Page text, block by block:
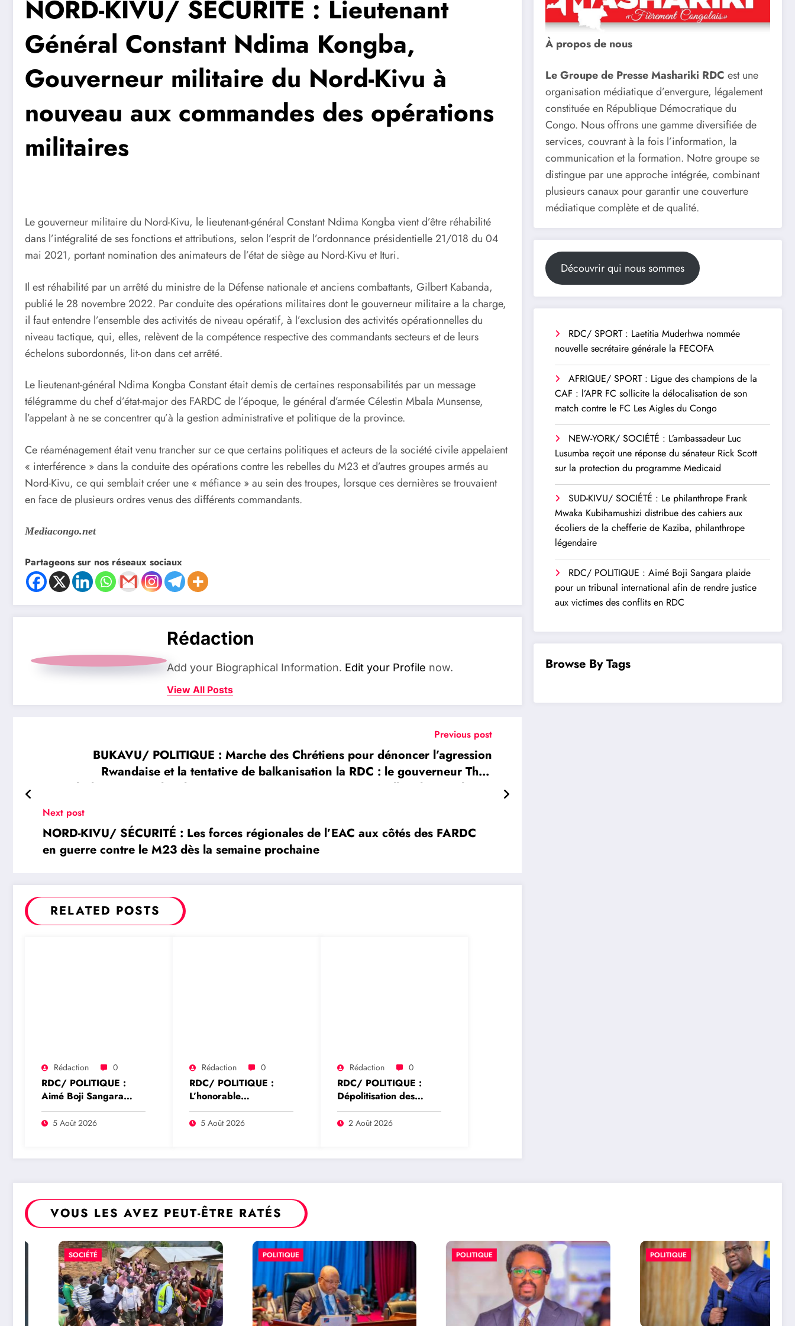
NORD-KIVU/ SÉCURITÉ : Lieutenant
Général Constant Ndima Kongba,
Gouverneur militaire du Nord-Kivu à
nouveau aux commandes des opérations
militaires
Le gouverneur militaire du Nord-Kivu, le lieutenant-général Constant Ndima Kongba vient d’être réhabilité
dans l’intégralité de ses fonctions et attributions, selon l’esprit de l’ordonnance présidentielle 21/018 du 04
mai 2021, portant nomination des animateurs de l’état de siège au Nord-Kivu et Ituri.
Il est réhabilité par un arrêté du ministre de la Défense nationale et anciens combattants, Gilbert Kabanda,
publié le 28 novembre 2022. Par conduite des opérations militaires dont le gouverneur militaire a la charge,
il faut entendre l’ensemble des activités de niveau opératif, à l’exclusion des activités opérationnelles du
niveau tactique, qui, elles, relèvent de la compétence respective des commandants secteurs et de leurs
échelons subordonnés, lit-on dans cet arrêté.
Le lieutenant-général Ndima Kongba Constant était demis de certaines responsabilités par un message
télégramme du chef d’état-major des FARDC de l’époque, le général d’armée Célestin Mbala Munsense,
l’appelant à ne se concentrer qu’à la gestion administrative et politique de la province.
Ce réaménagement était venu trancher sur ce que certains politiques et acteurs de la société civile appelaient
« interférence » dans la conduite des opérations contre les rebelles du M23 et d’autres groupes armés au
Nord-Kivu, ce qui semblait créer une « méfiance » au sein des troupes, lorsque ces dernières se trouvaient
en face de plusieurs ordres venus des différents commandants.
Mediacongo.net
Partageons sur nos réseaux sociaux
Rédaction
Add your Biographical Information. Edit your Profile now.
View All Posts
Previous post
BUKAVU/ POLITIQUE : Marche des Chrétiens pour dénoncer l’agression
Rwandaise et la tentative de balkanisation la RDC : le gouverneur Théo
Ngwabidje ainsi que l’archevêque François Xavier Maroyi appellent la population
Next post
NORD-KIVU/ SÉCURITÉ : Les forces régionales de l’EAC aux côtés des FARDC
en guerre contre le M23 dès la semaine prochaine
RELATED POSTS
Rédaction 0
RDC/ POLITIQUE :
Aimé Boji Sangara
plaide pour un tribunal
international afin de
RDC
5 Août 2026
Rédaction 0
RDC/ POLITIQUE :
L’honorable
Namazihana Bachoke
Patrick Baka salue la
l’économie numérique
5 Août 2026
Rédaction 0
RDC/ POLITIQUE :
Dépolitisation des
Entreprises: Les
dirigeants des
concours
2 Août 2026
À propos de nous
Le Groupe de Presse Mashariki RDC est une
organisation médiatique d’envergure, légalement
constituée en République Démocratique du
Congo. Nous offrons une gamme diversifiée de
services, couvrant à la fois l’information, la
communication et la formation. Notre groupe se
distingue par une approche intégrée, combinant
plusieurs canaux pour garantir une couverture
médiatique complète et de qualité.
Découvrir qui nous sommes
RDC/ SPORT : Laetitia Muderhwa nommée
nouvelle secrétaire générale la FECOFA
AFRIQUE/ SPORT : Ligue des champions de la
CAF : l’APR FC sollicite la délocalisation de son
match contre le FC Les Aigles du Congo
NEW-YORK/ SOCIÉTÉ : L’ambassadeur Luc
Lusumba reçoit une réponse du sénateur Rick Scott
sur la protection du programme Medicaid
SUD-KIVU/ SOCIÉTÉ : Le philanthrope Frank
Mwaka Kubihamushizi distribue des cahiers aux
écoliers de la chefferie de Kaziba, philanthrope
légendaire
RDC/ POLITIQUE : Aimé Boji Sangara plaide
pour un tribunal international afin de rendre justice
aux victimes des conflits en RDC
Browse By Tags
VOUS LES AVEZ PEUT-ÊTRE RATÉS
SOCIÉTÉ POLITIQUE POLITIQUE POLITIQUE